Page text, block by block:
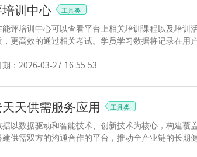
训中心 工具类
能评培训中心可以查看平台上相关培训课程以及培
，更高效的通过相关考试。学员学习数据将记录在用
期：2026-03-27 16:55:53
天供需服务应用 工具类
据以数据驱动和智能技术、创新技术为核心，构建
建供需双方的沟通合作的平台，推动全产业链的长期